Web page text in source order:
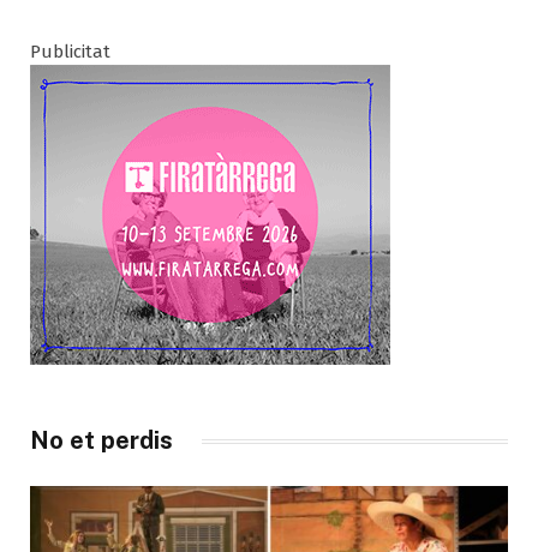
Publicitat
No et perdis